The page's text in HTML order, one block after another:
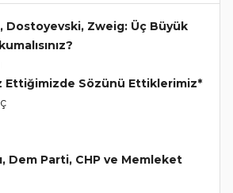
Dostoyevski, Zweig: Üç Büyük
Ettiğimizde Sözünü Ettiklerimiz*
Dem Parti, CHP ve Memleket